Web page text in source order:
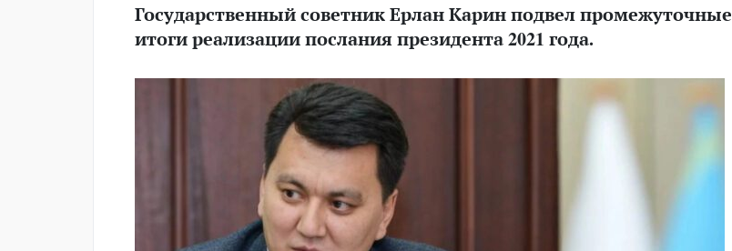
Государственный советник Ерлан Карин подвел промежуточные
итоги реализации послания президента 2021 года.